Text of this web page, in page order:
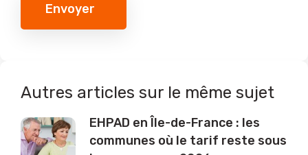
Envoyer
Autres articles sur le même sujet
EHPAD en Île-de-France : les
communes où le tarif reste sous